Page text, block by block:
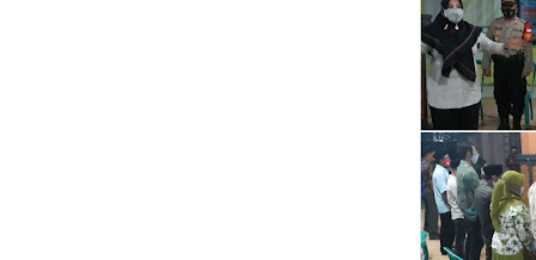
Optik Merlin
Ruwatan Malam
Ketua DPD Golkar